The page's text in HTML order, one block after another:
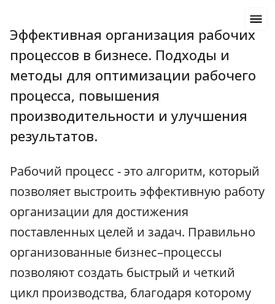
Эффективная организация рабочих
процессов в бизнесе. Подходы и
методы для оптимизации рабочего
процесса, повышения
производительности и улучшения
результатов.
Рабочий процесс - это алгоритм, который
позволяет выстроить эффективную работу
организации для достижения
поставленных целей и задач. Правильно
организованные бизнес–процессы
позволяют создать быстрый и четкий
цикл производства, благодаря которому